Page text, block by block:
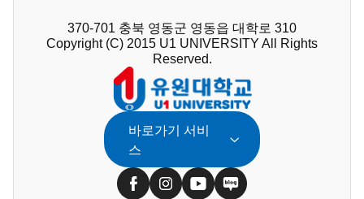
370-701 충북 영동군 영동읍 대학로 310
Copyright (C) 2015 U1 UNIVERSITY All Rights
Reserved.
바로가기 서비
스